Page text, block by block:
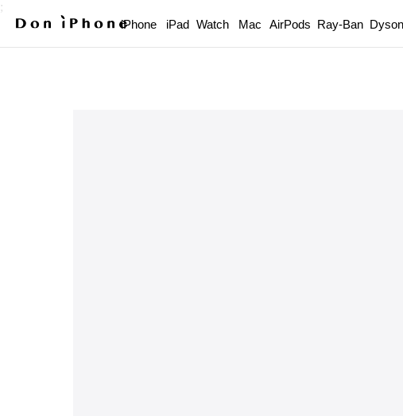
;
Dyson
AirPods Ray-Ban
Mac
Watch
iPad
iPhone